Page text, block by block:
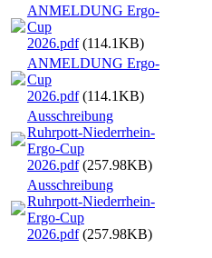
ANMELDUNG Ergo-
Cup
2026.pdf(114.1KB)
ANMELDUNG Ergo-
Cup
2026.pdf(114.1KB)
Ausschreibung
Ruhrpott-Niederrhein-
Ergo-Cup
2026.pdf(257.98KB)
Ausschreibung
Ruhrpott-Niederrhein-
Ergo-Cup
2026.pdf(257.98KB)